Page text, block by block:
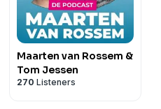
Maarten van Rossem &
Tom Jessen
270 Listeners